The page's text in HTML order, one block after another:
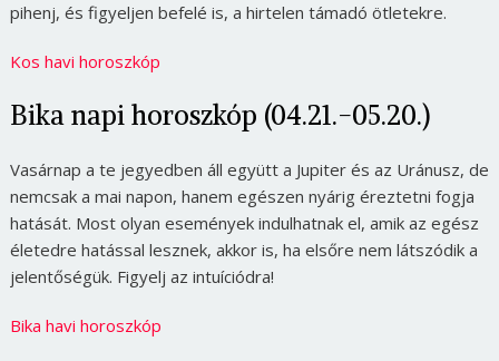
pihenj, és figyeljen befelé is, a hirtelen támadó ötletekre.
Kos havi horoszkóp
Bika napi horoszkóp (04.21.-05.20.)
Vasárnap a te jegyedben áll együtt a Jupiter és az Uránusz, de
nemcsak a mai napon, hanem egészen nyárig éreztetni fogja
hatását. Most olyan események indulhatnak el, amik az egész
életedre hatással lesznek, akkor is, ha elsőre nem látszódik a
jelentőségük. Figyelj az intuíciódra!
Bika havi horoszkóp